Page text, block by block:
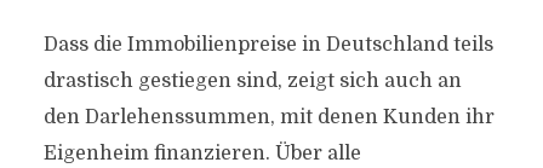
Dass die Immobilienpreise in Deutschland teils
drastisch gestiegen sind, zeigt sich auch an
den Darlehenssummen, mit denen Kunden ihr
Eigenheim finanzieren. Über alle